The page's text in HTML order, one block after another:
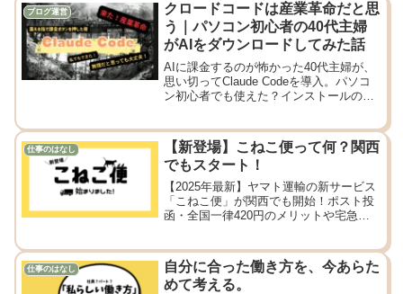
ブログ運営
クロードコードは産業革命だと思
う｜パソコン初心者の40代主婦
がAIをダウンロードしてみた話
AIに課金するのが怖かった40代主婦が、
思い切ってClaude Codeを導入。パソコ
ン初心者でも使えた？インストールの苦
ないと感じた話。
仕事のはなし
【新登場】こねこ便って何？関西
でもスタート！
【2025年最新】ヤマト運輸の新サービス
「こねこ便」が関西でも開始！ポスト投
函・全国一律420円のメリットや宅急便
仕事のはなし
自分に合った働き方を、今あらた
めて考える。